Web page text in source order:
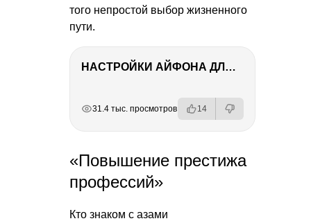
того непростой выбор жизненного
пути.
НАСТРОЙКИ АЙФОНА ДЛЯ ФОТО И ВИДЕО
31.4 тыс. просмотров 14
«Повышение престижа
профессий»
Кто знаком с азами